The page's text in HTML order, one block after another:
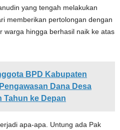
yang tengah melakukan
memberikan pertolongan dengan
warga hingga berhasil naik ke atas
BPD Kabupaten
Dana Desa
Tahun ke Depan
apa-apa. Untung ada Pak